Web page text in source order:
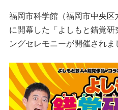
福岡市科学館（福岡市中央
に開幕した「よしもと錯覚
ングセレモニーが開催されま